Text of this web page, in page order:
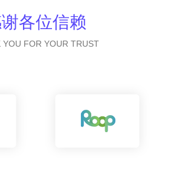
各位信赖
YOU FOR YOUR TRUST